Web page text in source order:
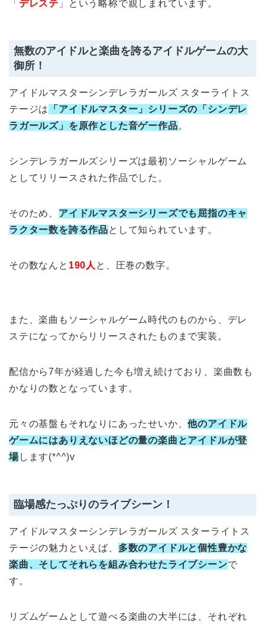
「 デレステ 」という略称で親しまれています。
無数のアイドルと楽曲を誇るアイドルゲームの大
御所！
アイドルマスターシンデレラガールズ スターライトス
テージは
「アイドルマスター」シリーズの「シンデレ
ラガールズ」を原作とした音ゲー作品。
シンデレラガールズシリーズは最初ソーシャルゲーム
としてリリースされた作品でした。
そのため、 アイドルマスターシリーズでも屈指のキャ
ラクター数を誇る作品として知られています。
その数なんと 190人 と、圧巻の数字。
また、楽曲もソーシャルゲーム時代のものから、デレ
ステになってからリリースされたものまで実装。
配信から7年が経過した今も増え続けており、楽曲数も
かなりの数となっています。
元々の基盤もそれなりにあったせいか、他のアイドル
ゲームにはありえないほどの量の楽曲とアイドルが登
場します(*^^)v
臨場感たっぷりのライブシーン！
アイドルマスターシンデレラガールズ スターライトス
テージの魅力といえば、 多数のアイドルと個性豊かな
楽曲、そしてそれらを組み合わせたライブシーンで
す。
リズムゲームとして遊べる楽曲の大半には、それぞれ